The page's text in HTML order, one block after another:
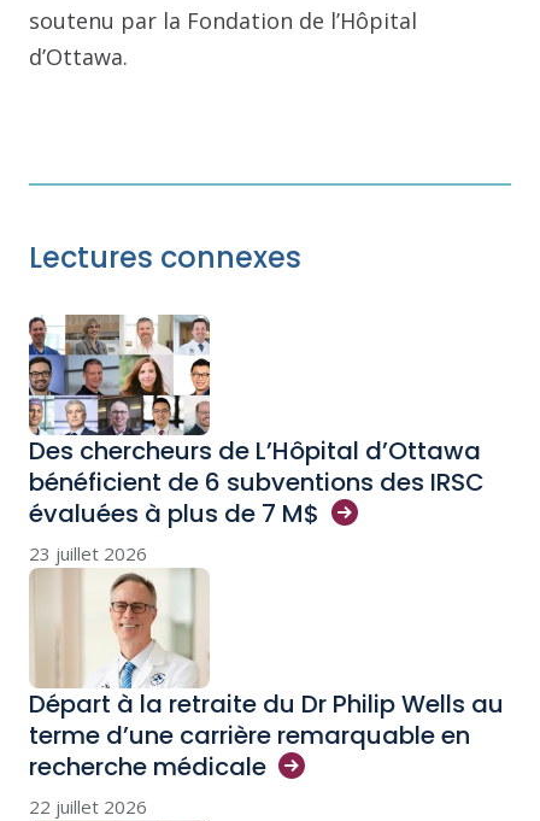
soutenu par la Fondation de l’Hôpital
d’Ottawa.
Lectures connexes
Des chercheurs de L’Hôpital d’Ottawa
bénéficient de 6 subventions des IRSC
évaluées à plus de 7 M$
23 juillet 2026
Départ à la retraite du Dr Philip Wells au
terme d’une carrière remarquable en
recherche médicale
22 juillet 2026